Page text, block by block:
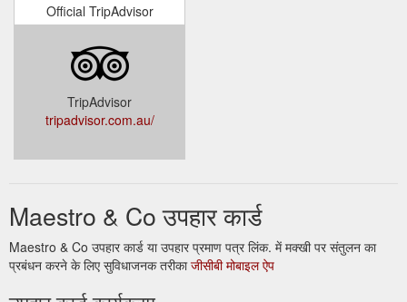
Official TripAdvisor
TripAdvisor
tripadvisor.com.au/
Maestro & Co उपहार कार्ड
Maestro & Co उपहार कार्ड या उपहार प्रमाण पत्र लिंक. में मक्खी पर संतुलन का
प्रबंधन करने के लिए सुविधाजनक तरीकाजीसीबी मोबाइल ऐप